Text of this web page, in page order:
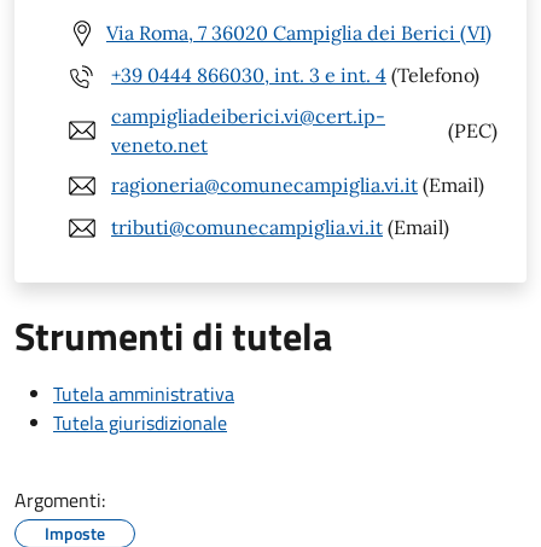
Via Roma, 7 36020 Campiglia dei Berici (VI)
+39 0444 866030, int. 3 e int. 4 (Telefono)
campigliadeiberici.vi@cert.ip-
veneto.net
(PEC)
ragioneria@comunecampiglia.vi.it (Email)
tributi@comunecampiglia.vi.it (Email)
Strumenti di tutela
Tutela amministrativa
Tutela giurisdizionale
Argomenti:
Imposte